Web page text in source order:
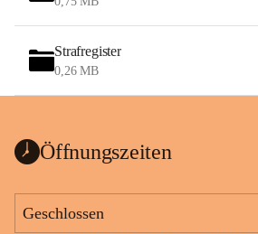
Strafregister
0,26 MB
Öffnungszeiten
Geschlossen